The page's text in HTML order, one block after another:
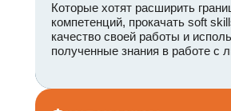
Которые хотят расширить
компетенций, прокачать soft
качество своей работы и
полученные знания в работе с